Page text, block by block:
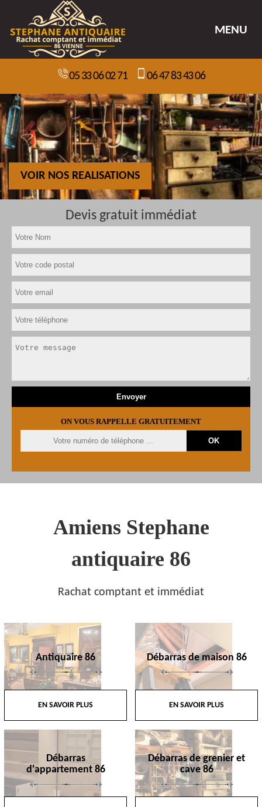
MENU
05 33 06 02 71 06 47 83 43 06
VOIR NOS REALISATIONS
Devis gratuit immédiat
ON VOUS RAPPELLE GRATUITEMENT
Amiens Stephane
antiquaire 86
Rachat comptant et immédiat
Antiquaire 86
EN SAVOIR PLUS
Débarras de maison 86
EN SAVOIR PLUS
Débarras
d'appartement 86
Débarras de grenier et
cave 86